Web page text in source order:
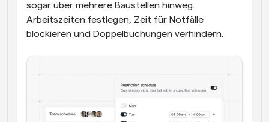
sogar über mehrere Baustellen hinweg.
Arbeitszeiten festlegen, Zeit für Notfälle
blockieren und Doppelbuchungen verhindern.